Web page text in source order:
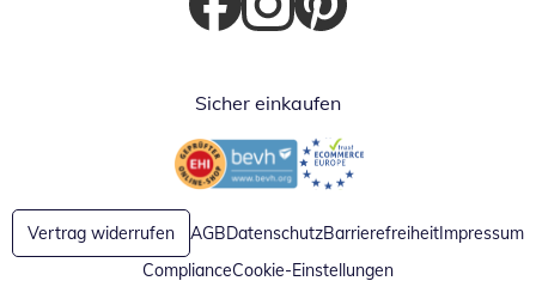
Öffnet in neuem Fenster
Öffnet in neuem Fenster
Öffnet in neuem Fenster
Sicher einkaufen
Öffnet in neuem FensterÖffnet in neuem Fenster
Vertrag widerrufen AGBDatenschutzBarrierefreiheitImpressum
ComplianceCookie-Einstellungen